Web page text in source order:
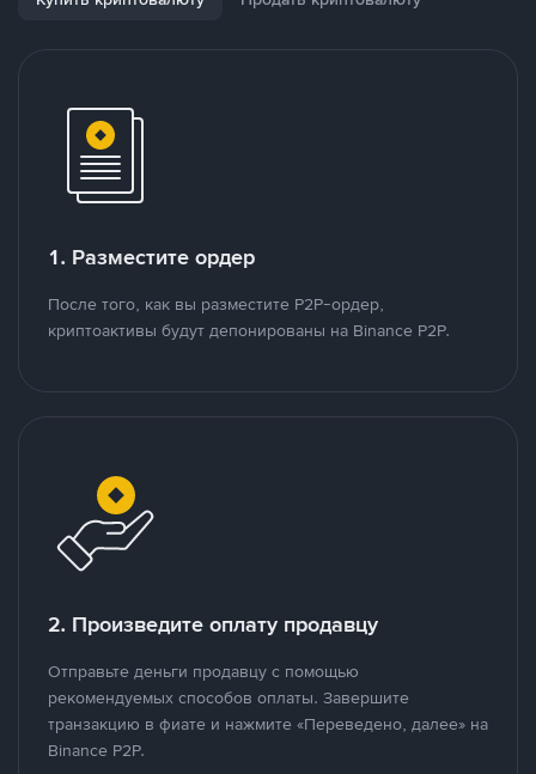
1. Разместите ордер
После того, как вы разместите P2P-ордер,
криптоактивы будут депонированы на Binance P2P.
2. Произведите оплату продавцу
Отправьте деньги продавцу с помощью
рекомендуемых способов оплаты. Завершите
транзакцию в фиате и нажмите «Переведено, далее» на
Binance P2P.